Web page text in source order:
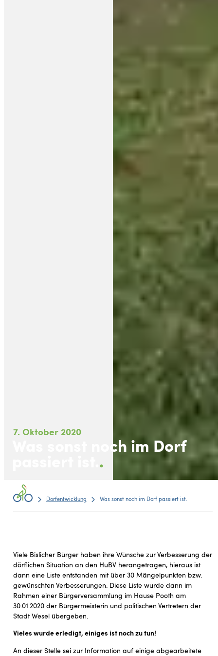
7. Oktober 2020
Was sonst noch im Dorf
Dorfentwicklung Was sonst noch im Dorf passiert ist.
Viele Bislicher Bürger haben ihre Wünsche zur Verbesserung der
dörflichen Situation an den HuBV herangetragen, hieraus ist
dann eine Liste entstanden mit über 30 Mängelpunkten bzw.
gewünschten Verbesserungen. Diese Liste wurde dann im
Rahmen einer Bürgerversammlung im Hause Pooth am
30.01.2020 der Bürgermeisterin und politischen Vertretern der
Stadt Wesel übergeben.
Vieles wurde erledigt, einiges ist noch zu tun!
An dieser Stelle sei zur Information auf einige abgearbeitete